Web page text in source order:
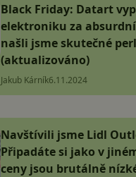
Black Friday: Datart
elektroniku za absurdní
našli jsme skutečné
(aktualizováno)
Jakub Kárník6.11.2024
Navštívili jsme Lidl
Připadáte si jako v
ceny jsou brutálně